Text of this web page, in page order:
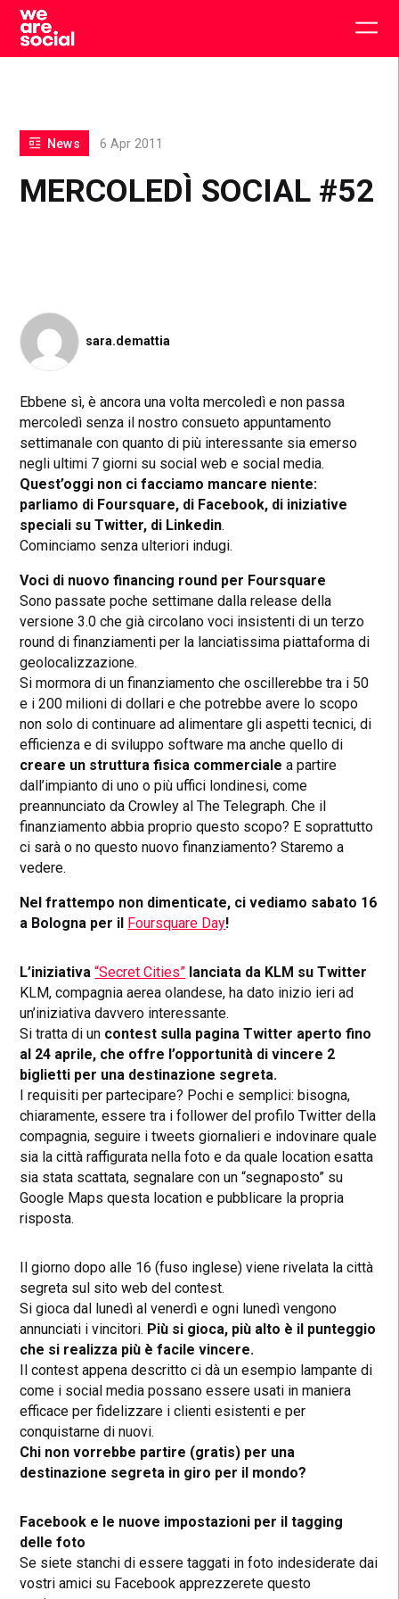
Skip
content
MERCOLEDÌ SOCIAL #52
News 6 Apr 2011
sara.demattia
Ebbene sì, è ancora una volta mercoledì e non passa
mercoledì senza il nostro consueto appuntamento
settimanale con quanto di più interessante sia emerso
negli ultimi 7 giorni su social web e social media.
Quest’oggi non ci facciamo mancare niente:
parliamo di Foursquare, di Facebook, di iniziative
speciali su Twitter, di Linkedin.
Cominciamo senza ulteriori indugi.
Voci di nuovo financing round per Foursquare
Sono passate poche settimane dalla release della
versione 3.0 che già circolano voci insistenti di un terzo
round di finanziamenti per la lanciatissima piattaforma di
geolocalizzazione.
Si mormora di un finanziamento che oscillerebbe tra i 50
e i 200 milioni di dollari e che potrebbe avere lo scopo
non solo di continuare ad alimentare gli aspetti tecnici, di
efficienza e di sviluppo software ma anche quello di
creare un struttura fisica commercialea partire
dall’impianto di uno o più uffici londinesi, come
preannunciato da Crowley al The Telegraph. Che il
finanziamento abbia proprio questo scopo? E soprattutto
ci sarà o no questo nuovo finanziamento? Staremo a
vedere.
Nel frattempo non dimenticate, ci vediamo sabato 16
a Bologna per il Foursquare Day!
L’iniziativa“Secret Cities” lanciata da KLM su Twitter
KLM, compagnia aerea olandese, ha dato inizio ieri ad
un’iniziativa davvero interessante.
Si tratta di un contest sulla pagina Twitter aperto fino
al 24 aprile, che offre l’opportunità di vincere 2
biglietti per una destinazione segreta.
I requisiti per partecipare? Pochi e semplici: bisogna,
chiaramente, essere tra i follower del profilo Twitter della
compagnia, seguire i tweets giornalieri e indovinare quale
sia la città raffigurata nella foto e da quale location esatta
sia stata scattata, segnalare con un “segnaposto” su
Google Maps questa location e pubblicare la propria
risposta.
Il giorno dopo alle 16 (fuso inglese) viene rivelata la città
segreta sul sito web del contest.
Si gioca dal lunedì al venerdì e ogni lunedì vengono
annunciati i vincitori. Più si gioca, più alto è il punteggio
che si realizza più è facile vincere.
Il contest appena descritto ci dà un esempio lampante di
come i social media possano essere usati in maniera
efficace per fidelizzare i clienti esistenti e per
conquistarne di nuovi.
Chi non vorrebbe partire (gratis) per una
destinazione segreta in giro per il mondo?
Facebook e le nuove impostazioni per il tagging
delle foto
Se siete stanchi di essere taggati in foto indesiderate dai
vostri amici su Facebook apprezzerete questo